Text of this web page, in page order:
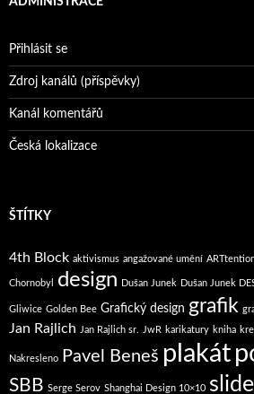
Přihlásit se
Zdroj kanálů (příspěvky)
Kanál komentářů
Česká lokalizace
ŠTÍTKY
4th Block aktivismus angažované umění
Chornobyl design Dušan Junek Dušan Junek
Gliwice Golden Bee Grafický design grafik
Jan Rajlich Jan Rajlich sr. JwR karikatury kniha
Nakresleno Pavel Beneš plakát
SBB Serge Serov Shanghai Design 10×10